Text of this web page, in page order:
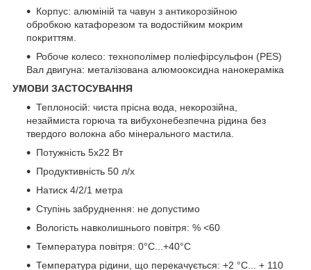
Корпус: алюміній та чавун з антикорозійною
обробкою катафорезом та водостійким мокрим
покриттям.
Робоче колесо: технополімер поліефірсульфон (PES)
Вал двигуна: металізована алюмооксидна нанокераміка
УМОВИ ЗАСТОСУВАННЯ
Теплоносій: чиста прісна вода, некорозійна,
незаймиста горюча та вибухонебезпечна рідина без
твердого волокна або мінерального мастила.
Потужність 5x22 Вт
Продуктивність 50 л/х
Натиск 4/2/1 метра
Ступінь забруднення: не допустимо
Вологість навколишнього повітря: % <60
Температура повітря: 0°C...+40°С
Температура рідини, що перекачується: +2 °C... + 110